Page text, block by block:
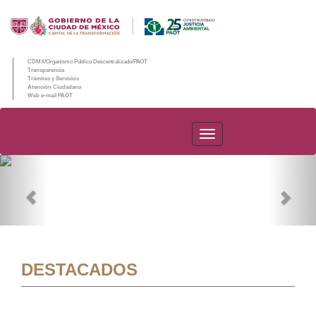
CDMX/Organismo Público Descentralizado/PAOT
Transparencia
Trámites y Servicios
Atención Ciudadana
Web e-mail PAOT
PAOT
DESTACADOS